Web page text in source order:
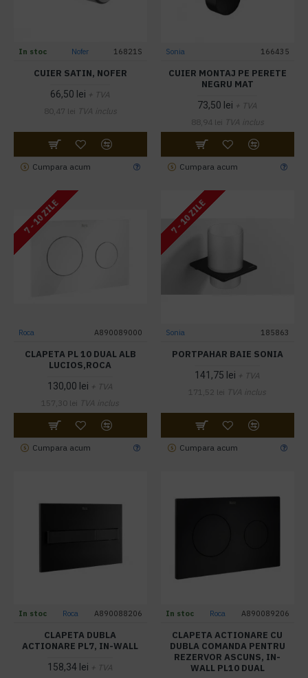
In stoc Nofer 16821S
CUIER SATIN, NOFER
66,50 lei + TVA
80,47 lei TVA inclus
Cumpara acum
Sonia 166435
CUIER MONTAJ PE PERETE
NEGRU MAT
73,50 lei + TVA
88,94 lei TVA inclus
Cumpara acum
7 - 10 ZILE
Roca A890089000
CLAPETA PL 10 DUAL ALB
LUCIOS,ROCA
130,00 lei + TVA
157,30 lei TVA inclus
Cumpara acum
7 - 10 ZILE
Sonia 185863
PORTPAHAR BAIE SONIA
141,75 lei + TVA
171,52 lei TVA inclus
Cumpara acum
In stoc Roca A890088206
CLAPETA DUBLA
ACTIONARE PL7, IN-WALL
158,34 lei + TVA
In stoc Roca A890089206
CLAPETA ACTIONARE CU
DUBLA COMANDA PENTRU
REZERVOR ASCUNS, IN-
WALL PL10 DUAL